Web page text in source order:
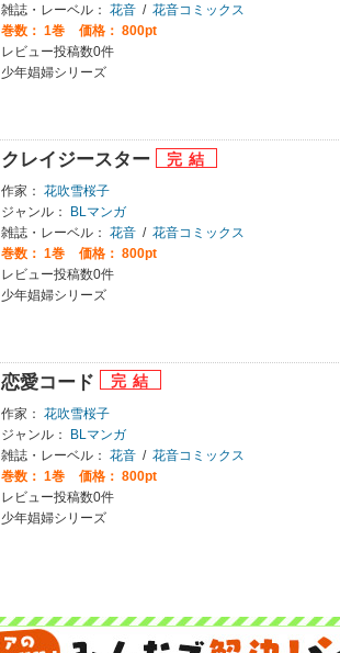
雑誌・レーベル： 花音 / 花音コミックス
巻数： 1巻
価格： 800pt
レビュー投稿数0件
少年娼婦シリーズ
クレイジースター
作家： 花吹雪桜子
ジャンル：
BLマンガ
雑誌・レーベル： 花音 / 花音コミックス
巻数： 1巻
価格： 800pt
レビュー投稿数0件
少年娼婦シリーズ
恋愛コード
作家： 花吹雪桜子
ジャンル：
BLマンガ
雑誌・レーベル： 花音 / 花音コミックス
巻数： 1巻
価格： 800pt
レビュー投稿数0件
少年娼婦シリーズ